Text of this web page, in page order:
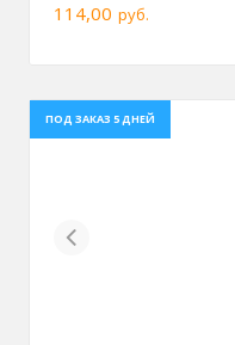
114,00 руб.
ПОД ЗАКАЗ 5 ДНЕЙ
Previous